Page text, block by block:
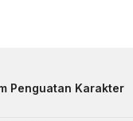
Penguatan Karakter